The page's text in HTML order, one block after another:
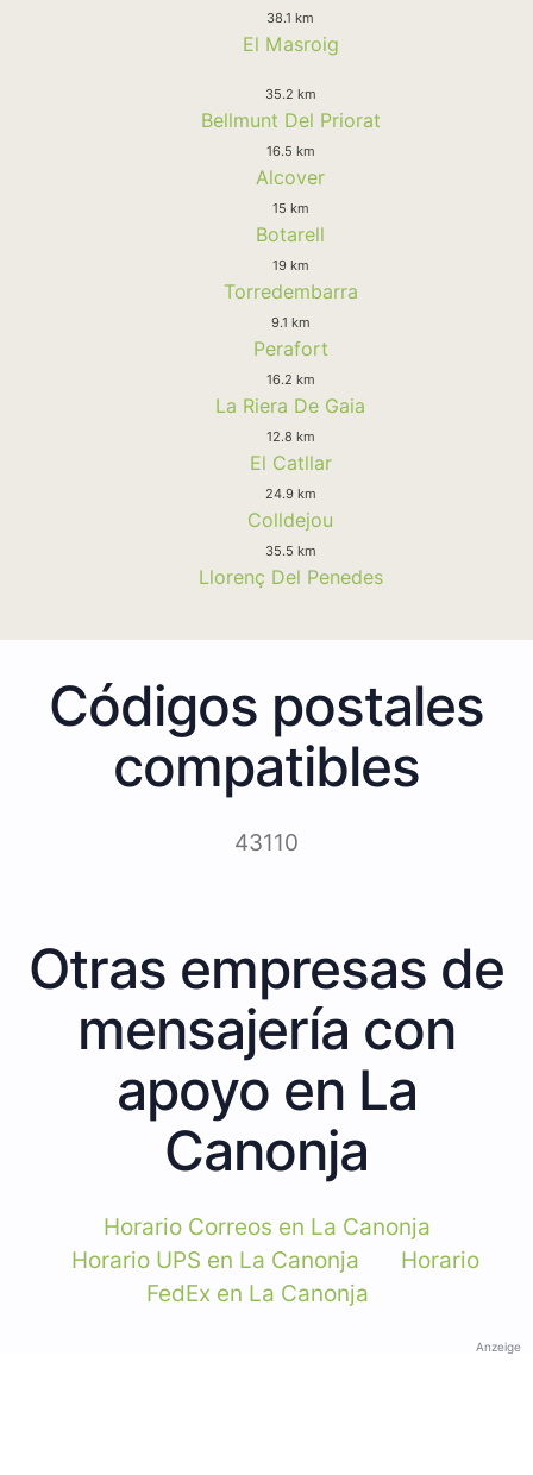
38.1 km
El Masroig
35.2 km
Bellmunt Del Priorat
16.5 km
Alcover
15 km
Botarell
19 km
Torredembarra
9.1 km
Perafort
16.2 km
La Riera De Gaia
12.8 km
El Catllar
24.9 km
Colldejou
35.5 km
Llorenç Del Penedes
Códigos postales
compatibles
43110
Otras empresas de
mensajería con
apoyo en La
Canonja
Horario Correos en La Canonja
Horario UPS en La Canonja
Horario
FedEx en La Canonja
Anzeige